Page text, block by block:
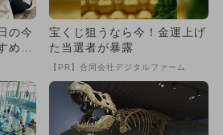
の今
め！
宝くじ狙うなら今！金運上げ
た当選者が暴露
【PR】合同会社デジタルファーム